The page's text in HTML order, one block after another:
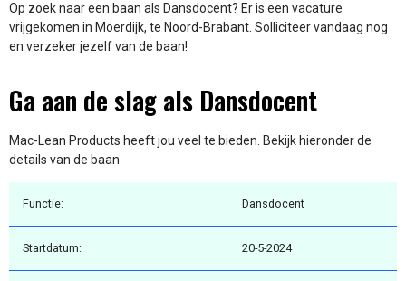
Op zoek naar een baan als Dansdocent? Er is een vacature
vrijgekomen in Moerdijk, te Noord-Brabant. Solliciteer vandaag nog
en verzeker jezelf van de baan!
Ga aan de slag als Dansdocent
Mac-Lean Products heeft jou veel te bieden. Bekijk hieronder de
details van de baan
Functie: Dansdocent
Startdatum: 20-5-2024